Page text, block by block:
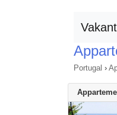
Portugal ›